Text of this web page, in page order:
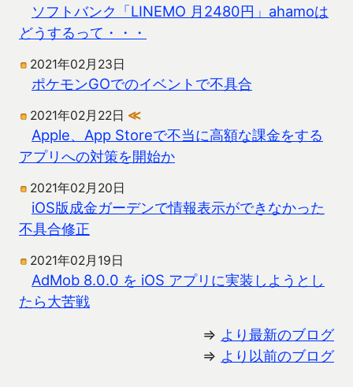
ソフトバンク「LINEMO 月2480円」ahamoは
どうするって・・・
2021年02月23日
ポケモンGOでのイベントで不具合
2021年02月22日 ≪
Apple、App Storeで不当に高額な課金をする
アプリへの対策を開始か
2021年02月20日
iOS版成金ガーデンで情報表示ができなかった
不具合修正
2021年02月19日
AdMob 8.0.0 を iOS アプリに実装しようとし
たら大苦戦
⇒ より最新のブログ
⇒ より以前のブログ